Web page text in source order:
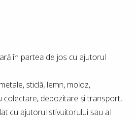
în partea de jos cu ajutorul
sticlă, lemn, moloz,
colectare, depozitare și transport,
cu ajutorul stivuitorului sau al